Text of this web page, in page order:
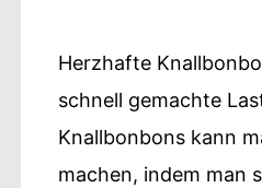
Ihren
Herzhafte
schnell gemachte
Knallbonbons kann
machen, indem man